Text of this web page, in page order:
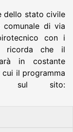
dello stato civile
di via
con i
ricorda che il
in costante
il programma
sul sito: